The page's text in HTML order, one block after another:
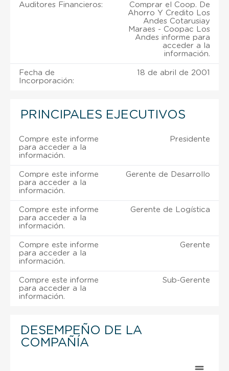
Auditores Financieros:
Comprar el Coop. De
Ahorro Y Credito Los
Andes Cotarusiay
Maraes - Coopac Los
Andes informe para
acceder a la
información.
Fecha de
Incorporación:
18 de abril de 2001
PRINCIPALES EJECUTIVOS
Compre este informe
para acceder a la
información.
Presidente
Compre este informe
para acceder a la
información.
Gerente de Desarrollo
Compre este informe
para acceder a la
información.
Gerente de Logística
Compre este informe
para acceder a la
información.
Gerente
Compre este informe
para acceder a la
información.
Sub-Gerente
DESEMPEÑO DE LA
COMPAÑÍA